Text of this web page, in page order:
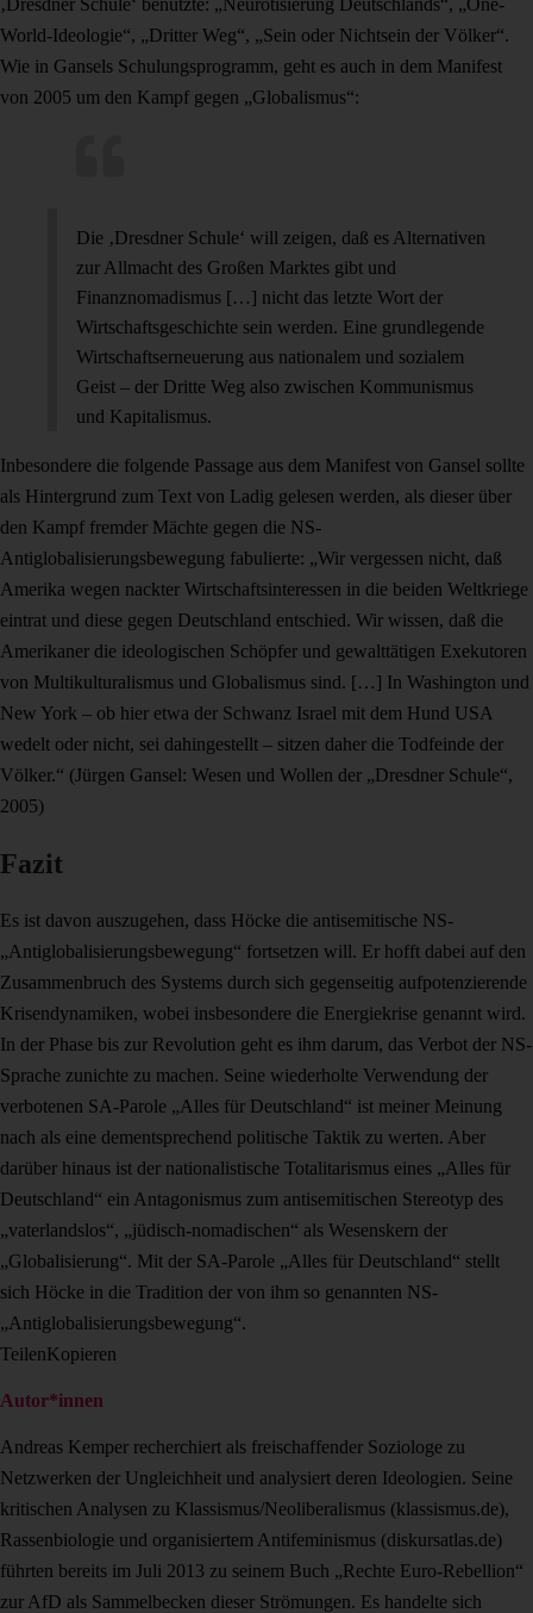
‚Dresdner Schule‘ benutzte: „Neurotisierung Deutschlands“, „One-
World-Ideologie“, „Dritter Weg“, „Sein oder Nichtsein der Völker“.
Wie in Gansels Schulungsprogramm, geht es auch in dem Manifest
von 2005 um den Kampf gegen „Globalismus“:
Die ‚Dresdner Schule‘ will zeigen, daß es Alternativen
zur Allmacht des Großen Marktes gibt und
Finanznomadismus […] nicht das letzte Wort der
Wirtschaftsgeschichte sein werden. Eine grundlegende
Wirtschaftserneuerung aus nationalem und sozialem
Geist – der Dritte Weg also zwischen Kommunismus
und Kapitalismus.
Inbesondere die folgende Passage aus dem Manifest von Gansel sollte
als Hintergrund zum Text von Ladig gelesen werden, als dieser über
den Kampf fremder Mächte gegen die NS-
Antiglobalisierungsbewegung fabulierte: „Wir vergessen nicht, daß
Amerika wegen nackter Wirtschaftsinteressen in die beiden Weltkriege
eintrat und diese gegen Deutschland entschied. Wir wissen, daß die
Amerikaner die ideologischen Schöpfer und gewalttätigen Exekutoren
von Multikulturalismus und Globalismus sind. […] In Washington und
New York – ob hier etwa der Schwanz Israel mit dem Hund USA
wedelt oder nicht, sei dahingestellt – sitzen daher die Todfeinde der
Völker.“ (Jürgen Gansel: Wesen und Wollen der „Dresdner Schule“,
2005)
Fazit
Es ist davon auszugehen, dass Höcke die antisemitische NS-
„Antiglobalisierungsbewegung“ fortsetzen will. Er hofft dabei auf den
Zusammenbruch des Systems durch sich gegenseitig aufpotenzierende
Krisendynamiken, wobei insbesondere die Energiekrise genannt wird.
In der Phase bis zur Revolution geht es ihm darum, das Verbot der NS-
Sprache zunichte zu machen. Seine wiederholte Verwendung der
verbotenen SA-Parole „Alles für Deutschland“ ist meiner Meinung
nach als eine dementsprechend politische Taktik zu werten. Aber
darüber hinaus ist der nationalistische Totalitarismus eines „Alles für
Deutschland“ ein Antagonismus zum antisemitischen Stereotyp des
„vaterlandslos“, „jüdisch-nomadischen“ als Wesenskern der
„Globalisierung“. Mit der SA-Parole „Alles für Deutschland“ stellt
sich Höcke in die Tradition der von ihm so genannten NS-
„Antiglobalisierungsbewegung“.
TeilenKopieren
Autor*innen
Andreas Kemper recherchiert als freischaffender Soziologe zu
Netzwerken der Ungleichheit und analysiert deren Ideologien. Seine
kritischen Analysen zu Klassismus/Neoliberalismus (klassismus.de),
Rassenbiologie und organisiertem Antifeminismus (diskursatlas.de)
führten bereits im Juli 2013 zu seinem Buch „Rechte Euro-Rebellion“
zur AfD als Sammelbecken dieser Strömungen. Es handelte sich